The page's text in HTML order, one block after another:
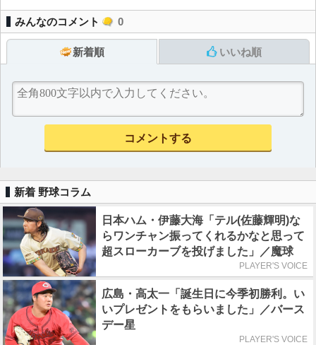
みんなのコメント 0
新着順 いいね順
新着 野球コラム
日本ハム・伊藤大海「テル(佐藤輝明)な
らワンチャン振ってくれるかなと思って
超スローカーブを投げました」／魔球
PLAYER'S VOICE
広島・高太一「誕生日に今季初勝利。い
いプレゼントをもらいました」／バース
デー星
PLAYER'S VOICE